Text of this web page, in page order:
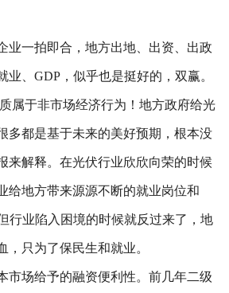
业一拍即合，地方出地、出资、出政
业、GDP，似乎也是挺好的，双赢。
属于非市场经济行为！地方政府给光
多都是基于未来的美好预期，根本没
来解释。在光伏行业欣欣向荣的时候
给地方带来源源不断的就业岗位和
行业陷入困境的时候就反过来了，地
，只为了保民生和就业。
市场给予的融资便利性。前几年二级